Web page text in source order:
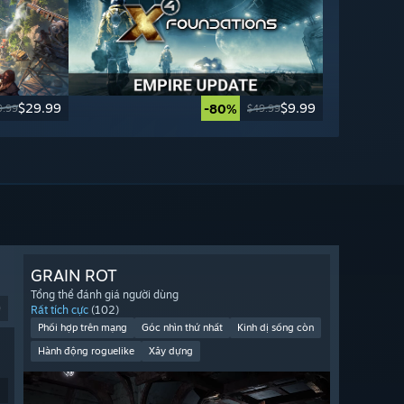
$29.99 -80% $49.99$9.99
GRAIN ROT
Tổng thể đánh giá người dùng
Rất tích cực (102)
Phối hợp trên mạng Góc nhìn thứ nhất
Kinh dị sống còn
Hành động roguelike
Xây dựng